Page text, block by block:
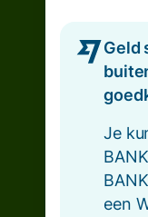
Geld
Je
een